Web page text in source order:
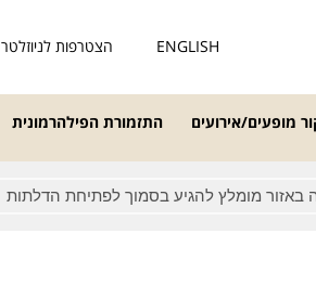
ENGLISH הצטרפות לניוזלטר
מופעים/אירועים התזמורת הפילהרמונית
מומלץ להגיע בסמוך לפתיחת הדלתות